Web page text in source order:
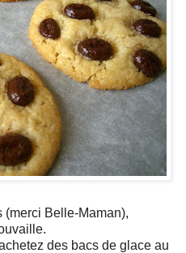
(merci Belle-Maman),
des bacs de glace au